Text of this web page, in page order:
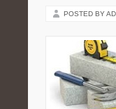
POSTED BY